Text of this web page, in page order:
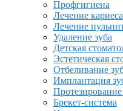
Профгигиена
Лечение кариеса
Лечение
Удаление зуба
Детская
Эстетическая
Отбеливание
Имплантация
Протезирование
Брекет-система